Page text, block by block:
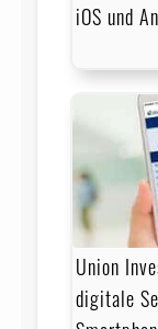
iOS und
Union
digitale